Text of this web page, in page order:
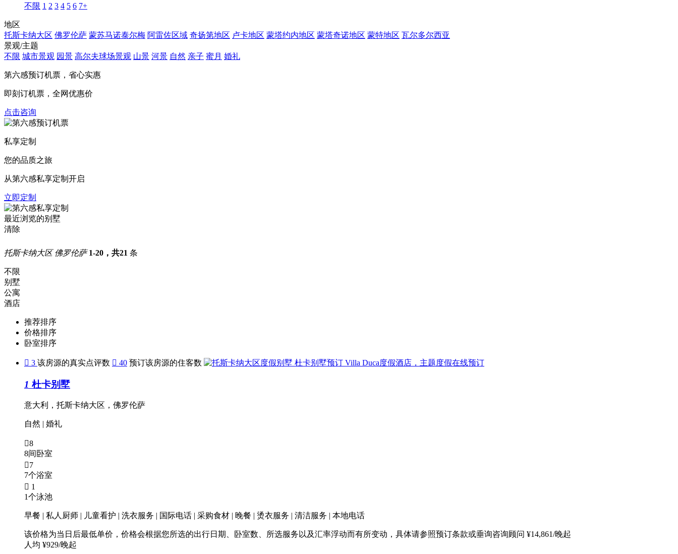
不限 1 2 3 4 5 6 7+
地区
托斯卡纳大区 佛罗伦萨 蒙苏马诺泰尔梅 阿雷佐区域 奇扬第地区 卢卡地区 蒙塔约内地区 蒙塔奇诺地区 蒙特地区 瓦尔多尔西亚
景观/主题
不限 城市景观 园景 高尔夫球场景观 山景 河景 自然 亲子 蜜月 婚礼
第六感预订机票， 省心实惠
即刻订机票，全网优惠价
点击咨询
私享定制
您的品质之旅
从第六感私享定制开启
立即定制
最近浏览的别墅
清除
托斯卡纳大区 佛罗伦萨 1-20，共21 条
不限
别墅
公寓
酒店
推荐排序
价格排序
卧室排序
 3 该房源的真实点评数  40 预订该房源的住客数
1 杜卡别墅
意大利，托斯卡纳大区，佛罗伦萨
自然 | 婚礼
8
8间卧室
7
7个浴室
 1
1个泳池
早餐 | 私人厨师 | 儿童看护 | 洗衣服务 | 国际电话 | 采购食材 | 晚餐 | 烫衣服务 | 清洁服务 | 本地电话
该价格为当日后最低单价，价格会根据您所选的出行日期、卧室数、所选服务以及汇率浮动而有所变动，具体请参照预订条款或垂询咨询顾问 ¥14,861/晚起
人均 ¥929/晚起